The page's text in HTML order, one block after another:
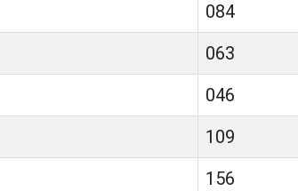
084
063
046
109
156